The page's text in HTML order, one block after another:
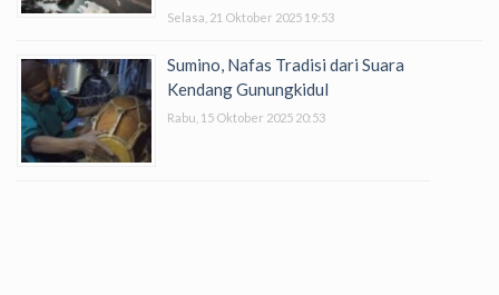
Selasa, 21 Oktober 2025 19:53
Sumino, Nafas Tradisi dari Suara
Kendang Gunungkidul
Rabu, 15 Oktober 2025 20:53